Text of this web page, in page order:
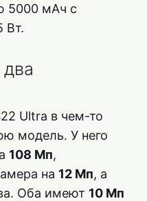
5000 мАч с
Вт.
Ultra в чем-то
модель. У него
108 Мп,
на 12 Мп, а
Оба имеют 10 Мп